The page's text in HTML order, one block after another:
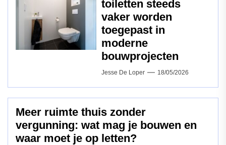
toiletten steeds
vaker worden
toegepast in
moderne
bouwprojecten
Jesse De Loper 18/05/2026
Meer ruimte thuis zonder
vergunning: wat mag je bouwen en
waar moet je op letten?